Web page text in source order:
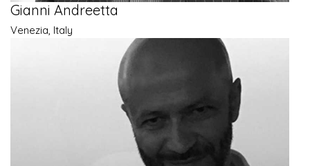
Gianni Andreetta
Venezia, Italy